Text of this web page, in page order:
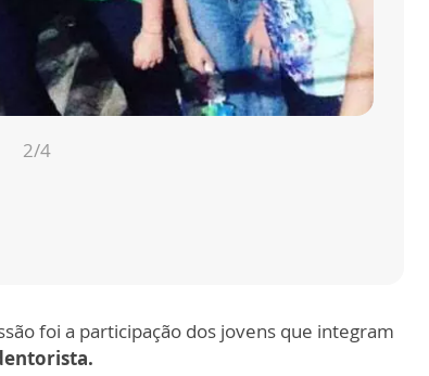
2/4
foi a participação dos jovens que integram